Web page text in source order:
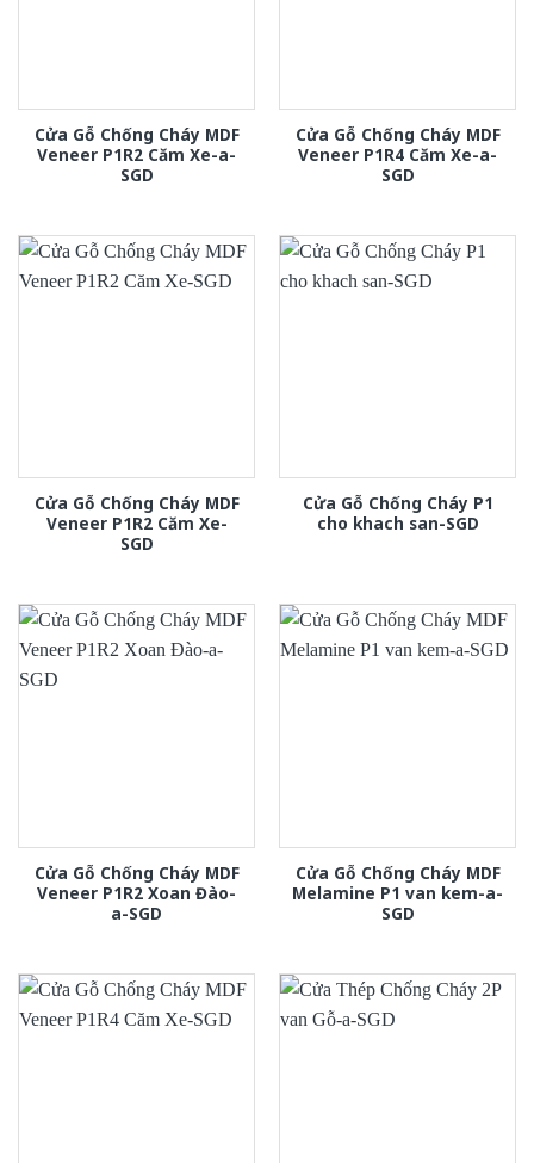
Cửa Gỗ Chống Cháy MDF
Veneer P1R2 Căm Xe-a-
SGD
Cửa Gỗ Chống Cháy MDF
Veneer P1R4 Căm Xe-a-
SGD
Cửa Gỗ Chống Cháy MDF
Veneer P1R2 Căm Xe-
SGD
Cửa Gỗ Chống Cháy P1
cho khach san-SGD
Cửa Gỗ Chống Cháy MDF
Veneer P1R2 Xoan Đào-
a-SGD
Cửa Gỗ Chống Cháy MDF
Melamine P1 van kem-a-
SGD